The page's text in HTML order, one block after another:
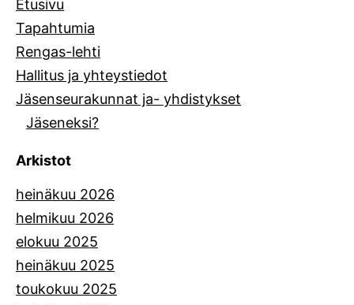
Etusivu
Tapahtumia
Rengas-lehti
Hallitus ja yhteystiedot
Jäsenseurakunnat ja- yhdistykset
Jäseneksi?
Arkistot
heinäkuu 2026
helmikuu 2026
elokuu 2025
heinäkuu 2025
toukokuu 2025